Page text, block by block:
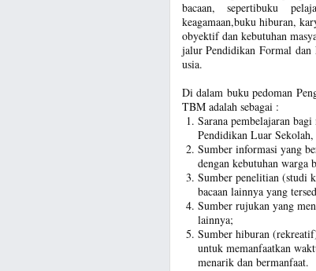
bacaan, sepertibuku
keagamaan,buku hiburan,
obyektif dan kebutuhan
jalur Pendidikan Formal dan
usia.
Di dalam buku pedoman
TBM adalah sebagai :
Sarana pembelajaran
Pendidikan Luar Sekolah,
Sumber informasi yang
dengan kebutuhan warga
Sumber penelitian (studi
bacaan lainnya yang
Sumber rujukan yang
lainnya;
Sumber hiburan
untuk memanfaatkan
menarik dan bermanfaat.